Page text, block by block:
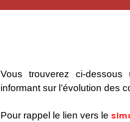
Vous trouverez ci-
informant sur l’évolution des
Pour rappel le lien vers le